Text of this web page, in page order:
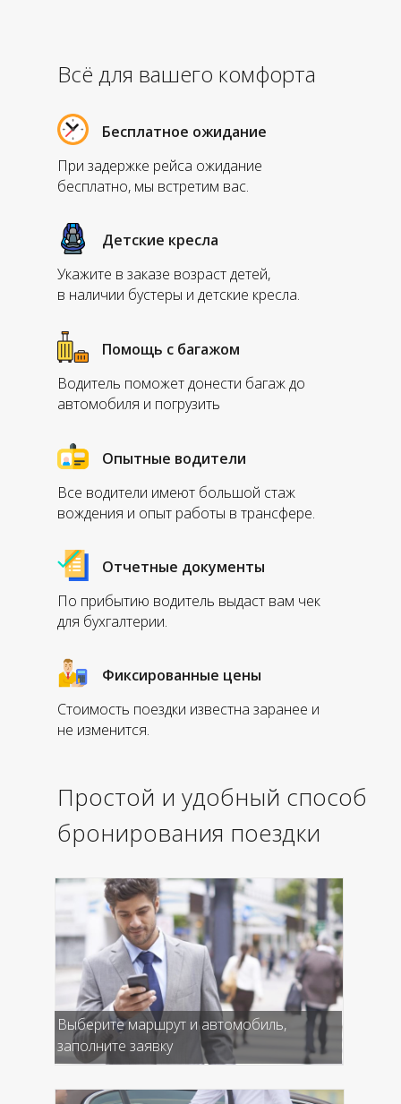
При задержке рейса ожидание
бесплатно, мы встретим вас.
Укажите в заказе возраст детей,
в наличии бустеры и детские кресла.
Водитель поможет донести багаж до
автомобиля и погрузить
Бесплатное ожидание
Детские кресла
Помощь с багажом
Все водители имеют большой стаж
вождения и опыт работы в трансфере.
По прибытию водитель выдаст вам чек
для бухгалтерии.
Стоимость поездки известна заранее и
не изменится.
Опытные водители
Отчетные документы
Фиксированные цены
Всё для вашего комфорта
Простой и удобный способ
бронирования поездки
Выберите маршрут и автомобиль,
заполните заявку